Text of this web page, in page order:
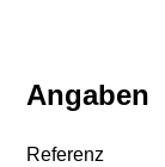
Angaben
Referenz